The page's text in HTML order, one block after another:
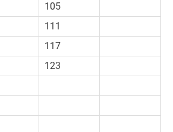
105
111
117
123